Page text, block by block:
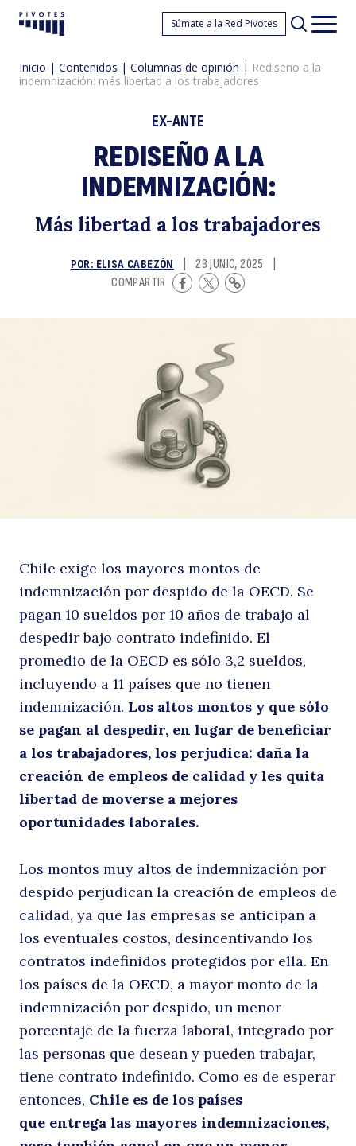
a
la
Pivotes Súmate a la Red Pivotes
Inicio | Contenidos | Columnas de opinión | Rediseño a la
indemnización: más libertad a los trabajadores
EX-ANTE
REDISEÑO A LA
INDEMNIZACIÓN:
Más libertad a los trabajadores
POR: ELISA CABEZÓN 23 JUNIO, 2025
COMPARTIR
Chile exige los mayores montos de
indemnización por despido de la OECD. Se
pagan 10 sueldos por 10 años de trabajo al
despedir bajo contrato indefinido. El
promedio de la OECD es sólo 3,2 sueldos,
incluyendo a 11 países que no tienen
indemnización. Los altos montos y que sólo
se pagan al despedir, en lugar de beneficiar
a los trabajadores, los perjudica: daña la
creación de empleos de calidad y les quita
libertad de moverse a mejores
oportunidades laborales.
Los montos muy altos de indemnización por
despido perjudican la creación de empleos de
calidad, ya que las empresas se anticipan a
los eventuales costos, desincentivando los
contratos indefinidos protegidos por ella. En
los países de la OECD, a mayor monto de la
indemnización por despido, un menor
porcentaje de la fuerza laboral, integrado por
las personas que desean y pueden trabajar,
tiene contrato indefinido. Como es de esperar
entonces, Chile es de los países
que entrega las mayores indemnizaciones,